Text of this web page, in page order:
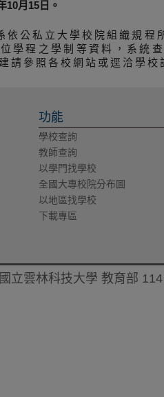
10月15日。
依公私立大學校院組織規
學程之學制等資料，系統
請參照各校網站或逕洽學校
功能
學校查詢
教師查詢
以學門找學校
全國大專校院分布圖
以地區找學校
下載專區
國立雲林科技大學 教育部